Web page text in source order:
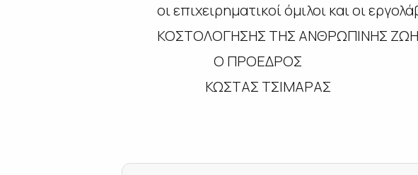
οι επιχειρηματικοί όμιλοι και οι
ΚΟΣΤΟΛΟΓΗΣΗΣ ΤΗΣ ΑΝΘΡΩΠΙΝΗΣ
Ο ΠΡΟΕΔΡΟΣ Η
ΚΩΣΤΑΣ ΤΣΙΜΑΡΑΣ